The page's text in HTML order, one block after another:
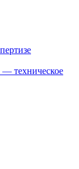
— техническое